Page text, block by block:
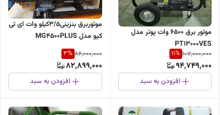
موتور برق ۶۵۰۰ وات پوتر مدل
PT13000VES
107,000,000
11%
94,749,000
افزودن به سبد
موتوربرق بنزینی3/5کیلو وات ای تی
کیو مدل MG4500PLUS
86,000,000
3%
82,899,000
افزودن به سبد